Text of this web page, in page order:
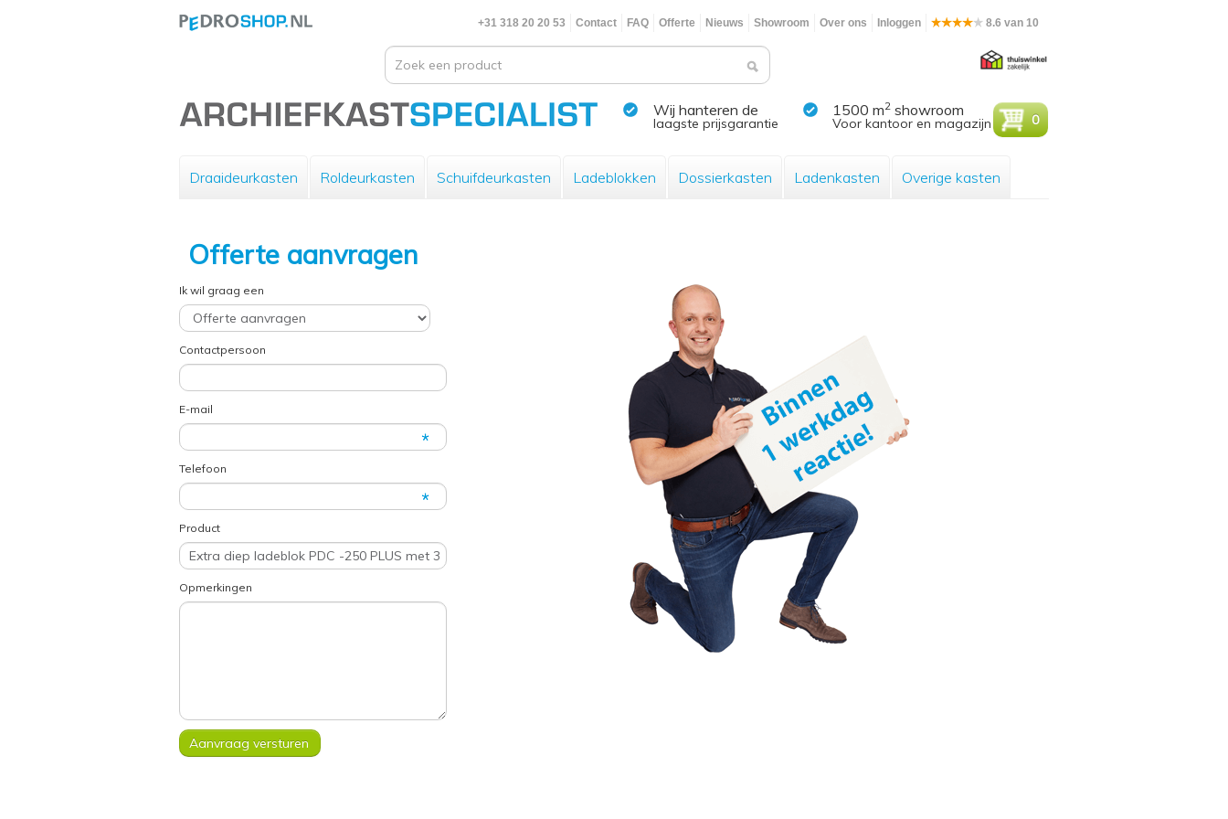
+31 318 20 20 53 Contact FAQ Offerte Nieuws Showroom Over ons Inloggen 8.6 van 10
Wij hanteren de
laagste prijsgarantie
1500 m2 showroom
Voor kantoor en magazijn 0
Draaideurkasten Roldeurkasten Schuifdeurkasten Ladeblokken Dossierkasten Ladenkasten Overige kasten
Offerte aanvragen
Ik wil graag een
Contactpersoon
E-mail
Telefoon
Product
Opmerkingen